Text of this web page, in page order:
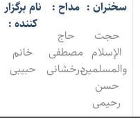
:
حجت
الإسلام
حسن
رحیمی
مداح :
مصطفی
درخشانی
نام برگزار
کننده :
خانم
حبیبی